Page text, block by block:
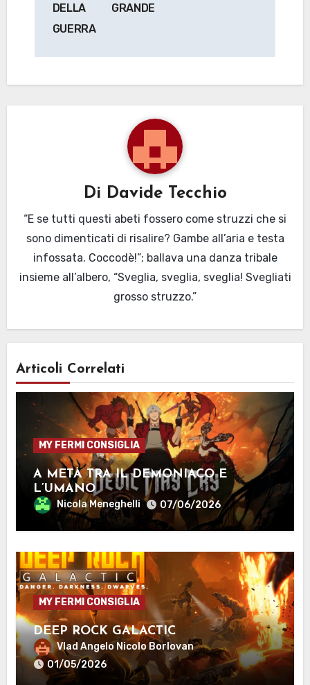
DELLA GRANDE
GUERRA
Di Davide Tecchio
“E se tutti questi abeti fossero come struzzi che si
sono dimenticati di risalire? Gambe all’aria e testa
infossata. Coccodè!”; ballava una danza tribale
insieme all’albero, “Sveglia, sveglia, sveglia! Svegliati
grosso struzzo.”
Articoli Correlati
MY FERMI CONSIGLIA
A METÀ TRA IL DEMONIACO E
L’UMANO
Nicola Meneghelli 07/06/2026
MY FERMI CONSIGLIA
DEEP ROCK GALACTIC
Vlad Angelo Nicolo Borlovan
01/05/2026